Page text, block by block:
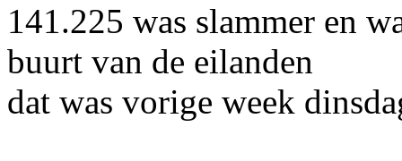
141.225 was slammer en
buurt van de eilanden
dat was vorige week